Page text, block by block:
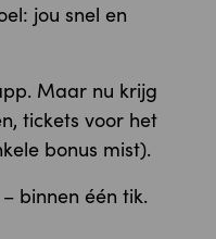
jou snel en
Maar nu krijg
tickets voor het
bonus mist).
binnen één tik.